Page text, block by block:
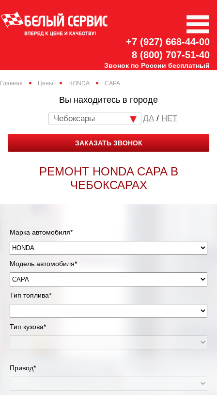
+7 (927) 668-44-00
8 (800) 707-51-40
Звонок по России бесплатный
Главная Цены HONDA CAPA
Вы находитесь в городе
Чебоксары / НЕТ
ЗАКАЗАТЬ ЗВОНОК
РЕМОНТ HONDA CAPA В
ЧЕБОКСАРАХ
Марка автомобиля*
Модель автомобиля*
Тип топлива*
Тип кузова*
Привод*